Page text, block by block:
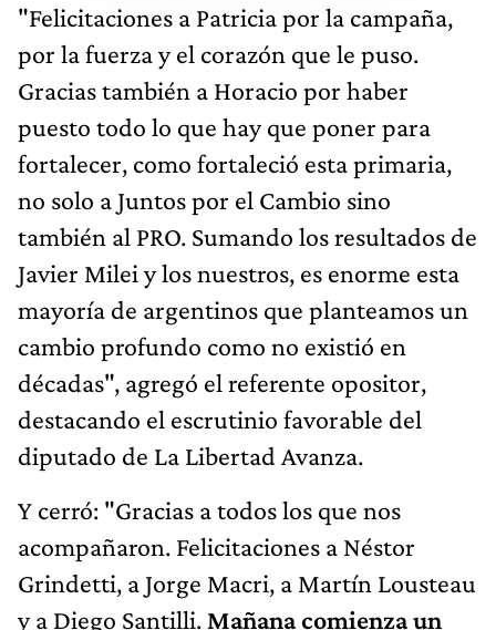
"Felicitaciones a Patricia por la campaña,
por la fuerza y el corazón que le puso.
Gracias también a Horacio por haber
puesto todo lo que hay que poner para
fortalecer, como fortaleció esta primaria,
no solo a Juntos por el Cambio sino
también al PRO. Sumando los resultados de
Javier Milei y los nuestros, es enorme esta
mayoría de argentinos que planteamos un
cambio profundo como no existió en
décadas", agregó el referente opositor,
destacando el escrutinio favorable del
diputado de La Libertad Avanza.
Y cerró: "Gracias a todos los que nos
acompañaron. Felicitaciones a Néstor
Grindetti, a Jorge Macri, a Martín Lousteau
y a Diego Santilli. Mañana comienza un